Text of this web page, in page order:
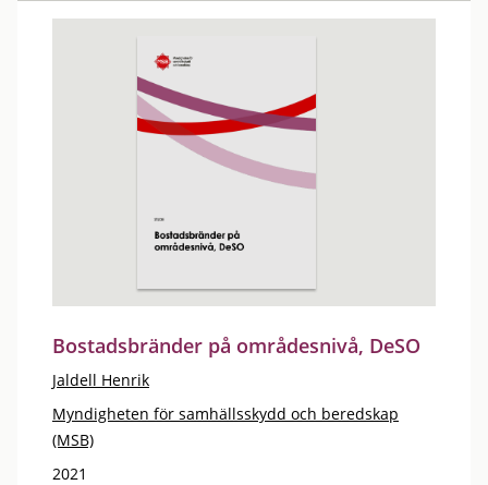
Bostadsbränder på områdesnivå, DeSO
Jaldell Henrik
Myndigheten för samhällsskydd och beredskap
(MSB)
2021